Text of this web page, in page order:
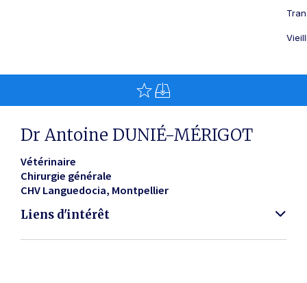
Dr Antoine DUNIÉ-MÉRIGOT
Vétérinaire
Chirurgie générale
CHV Languedocia Montpellier
Liens d'intérêt